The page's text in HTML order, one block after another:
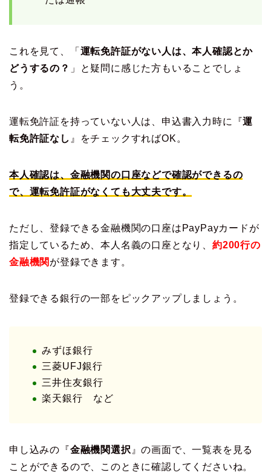
これを見て、「 運転免許証がない人は、本人確認とか
どうするの？ 」と疑問に感じた方もいることでしょ
う。
運転免許証を持っていない人は、申込書入力時に『運
転免許証なし 』をチェックすればOK。
本人確認は、金融機関の口座などで確認ができるの
で、運転免許証がなくても大丈夫です。
ただし、登録できる金融機関の口座はPayPayカードが
指定しているため、本人名義の口座となり、 約200行の
金融機関 が登録できます。
登録できる銀行の一部をピックアップしましょう。
みずほ銀行
三菱UFJ銀行
三井住友銀行
楽天銀行 など
申し込みの『金融機関選択』の画面で、一覧表を見る
ことができるので、このときに確認してくださいね。